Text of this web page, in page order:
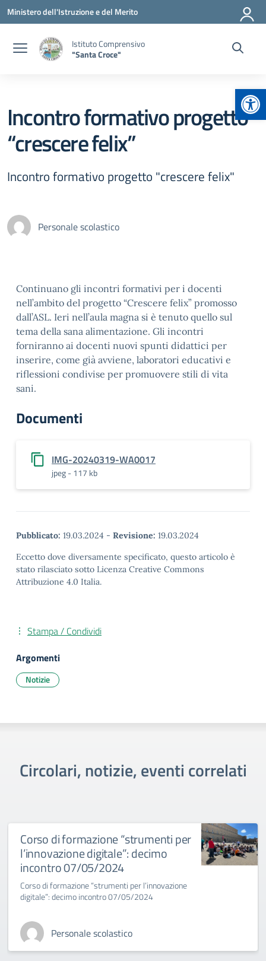
Vai ai contenuti
Vai al menu di navigazione
Vai al footer
Ministero dell'Istruzione e del Merito
Istituto Comprensivo
"Santa Croce"
Incontro formativo progetto
“crescere felix”
Incontro formativo progetto "crescere felix"
Personale scolastico
Continuano gli incontri formativi per i docenti
nell’ambito del progetto “Crescere felix” promosso
dall’ASL. Ieri nell’aula magna si è tenuto quello sul
tema della sana alimentazione. Gli incontri
forniranno ai docenti nuovi spunti didattici per
inserire, come già avviene, laboratori educativi e
riflessioni condivise per promuovere stili di vita
sani.
Documenti
IMG-20240319-WA0017
jpeg - 117 kb
Pubblicato: 19.03.2024 - Revisione: 19.03.2024
Eccetto dove diversamente specificato, questo articolo è
stato rilasciato sotto Licenza Creative Commons
Attribuzione 4.0 Italia.
Stampa / Condividi
Argomenti
Notizie
Circolari, notizie, eventi correlati
Corso di formazione “strumenti per
l’innovazione digitale”: decimo
incontro 07/05/2024
Corso di formazione “strumenti per l’innovazione
digitale”: decimo incontro 07/05/2024
Personale scolastico